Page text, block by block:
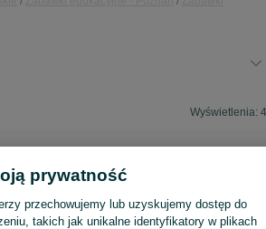
w dłonie klaszcz
oczy (Gdybym miał gitarę)
zła!
Wyświetlenia:
prywatność
przechowujemy lub uzyskujemy dostęp do
takich jak unikalne identyfikatory w plikach